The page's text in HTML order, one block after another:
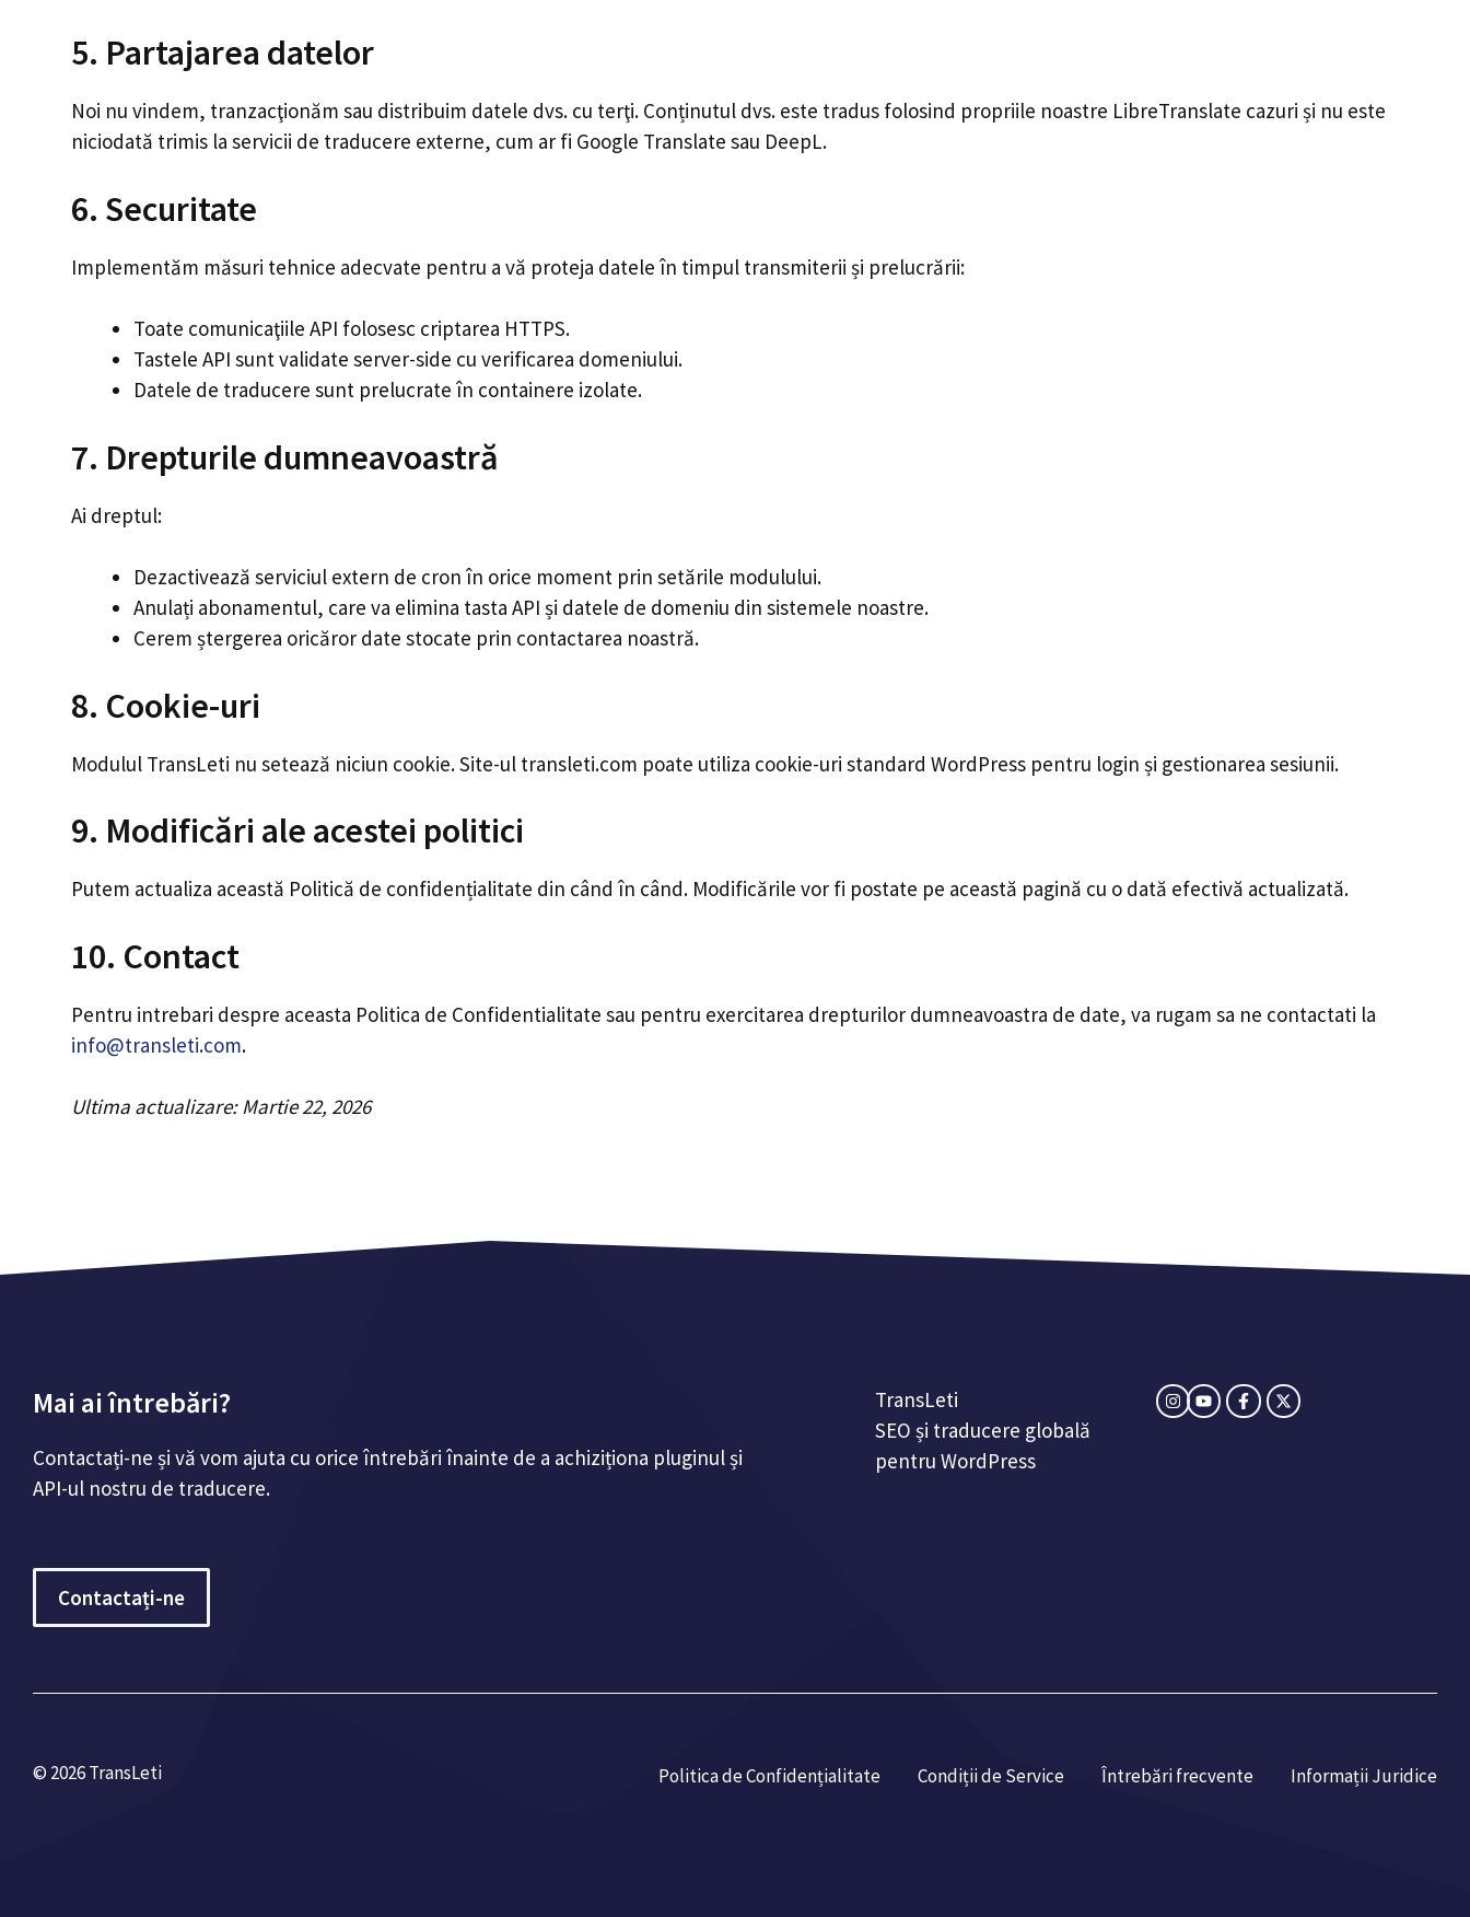
5. Partajarea datelor
Noi nu vindem, tranzacţionăm sau distribuim datele dvs. cu terţi. Conținutul dvs. este tradus folosind propriile noastre LibreTranslate cazuri și nu este
niciodată trimis la servicii de traducere externe, cum ar fi Google Translate sau DeepL.
6. Securitate
Implementăm măsuri tehnice adecvate pentru a vă proteja datele în timpul transmiterii și prelucrării:
Toate comunicaţiile API folosesc criptarea HTTPS.
Tastele API sunt validate server-side cu verificarea domeniului.
Datele de traducere sunt prelucrate în containere izolate.
7. Drepturile dumneavoastră
Ai dreptul:
Dezactivează serviciul extern de cron în orice moment prin setările modulului.
Anulați abonamentul, care va elimina tasta API și datele de domeniu din sistemele noastre.
Cerem ștergerea oricăror date stocate prin contactarea noastră.
8. Cookie-uri
Modulul TransLeti nu setează niciun cookie. Site-ul transleti.com poate utiliza cookie-uri standard WordPress pentru login și gestionarea sesiunii.
9. Modificări ale acestei politici
Putem actualiza această Politică de confidențialitate din când în când. Modificările vor fi postate pe această pagină cu o dată efectivă actualizată.
10. Contact
Pentru intrebari despre aceasta Politica de Confidentialitate sau pentru exercitarea drepturilor dumneavoastra de date, va rugam sa ne contactati la
info@transleti.com.
Ultima actualizare: Martie 22, 2026
Mai ai întrebări?
Contactați-ne și vă vom ajuta cu orice întrebări înainte de a achiziționa pluginul și
API-ul nostru de traducere.
Contactați-ne
TransLeti
SEO și traducere globală
pentru WordPress
© 2026 TransLeti Politica de Confidențialitate Condiții de Service Întrebări frecvente Informații Juridice